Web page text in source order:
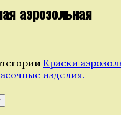
аэрозольная
Краски
изделия.